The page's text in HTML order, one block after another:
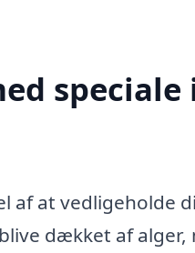
af at vedligeholde
dækket af